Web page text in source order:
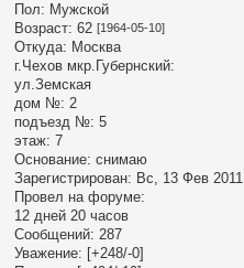
Пол: Мужской
Возраст: 62 [1964-05-10]
Откуда: Москва
г.Чехов мкр.Губернский:
ул.Земская
дом №: 2
подъезд №: 5
этаж: 7
Основание: снимаю
Зарегистрирован: Вс, 13 Фев 2011
Провел на форуме:
12 дней 20 часов
Сообщений: 287
Уважение: [+248/-0]